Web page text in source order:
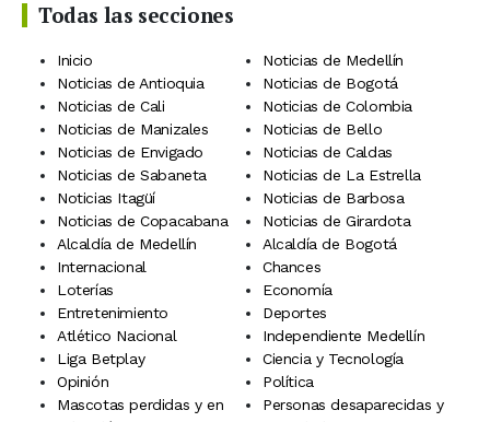
Todas las secciones
Inicio
Noticias de Medellín
Noticias de Antioquia
Noticias de Bogotá
Noticias de Cali
Noticias de Colombia
Noticias de Manizales
Noticias de Bello
Noticias de Envigado
Noticias de Caldas
Noticias de Sabaneta
Noticias de La Estrella
Noticias Itagüí
Noticias de Barbosa
Noticias de Copacabana
Noticias de Girardota
Alcaldía de Medellín
Alcaldía de Bogotá
Internacional
Chances
Loterías
Economía
Entretenimiento
Deportes
Atlético Nacional
Independiente Medellín
Liga Betplay
Ciencia y Tecnología
Opinión
Política
Mascotas perdidas y en
Personas desaparecidas y